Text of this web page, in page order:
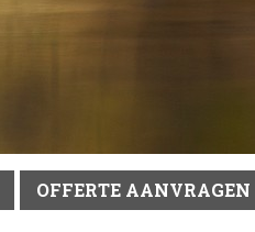
OFFERTE AANVRAGEN